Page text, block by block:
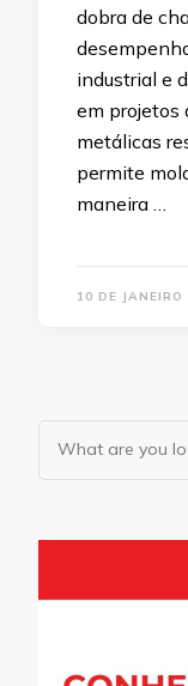
dobra de
industrial e
em projetos
metálicas
permite
maneira …
10 DE JANEIRO
Looking
for